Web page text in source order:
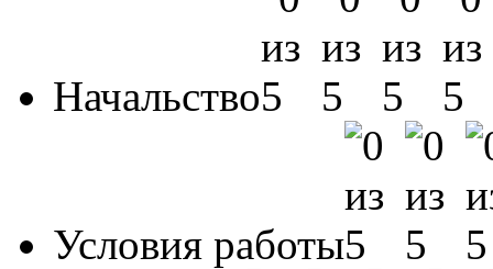
Начальство
Условия работы